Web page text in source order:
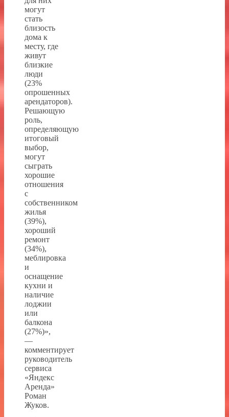
могут
стать
близость
дома к
месту, где
живут
близкие
люди
(23%
опрошенных
арендаторов).
Решающую
роль,
определяющую
итоговый
выбор,
могут
сыграть
хорошие
отношения
с
собственником
жилья
(39%),
хороший
ремонт
(34%),
меблировка
и
оснащение
кухни и
наличие
лоджии
или
балкона
(27%)»,
—
комментирует
руководитель
сервиса
«Яндекс
Аренда»
Роман
Жуков.